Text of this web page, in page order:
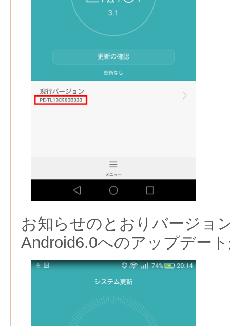
お知らせのとおりバージョ
Android6.0へのアップデー